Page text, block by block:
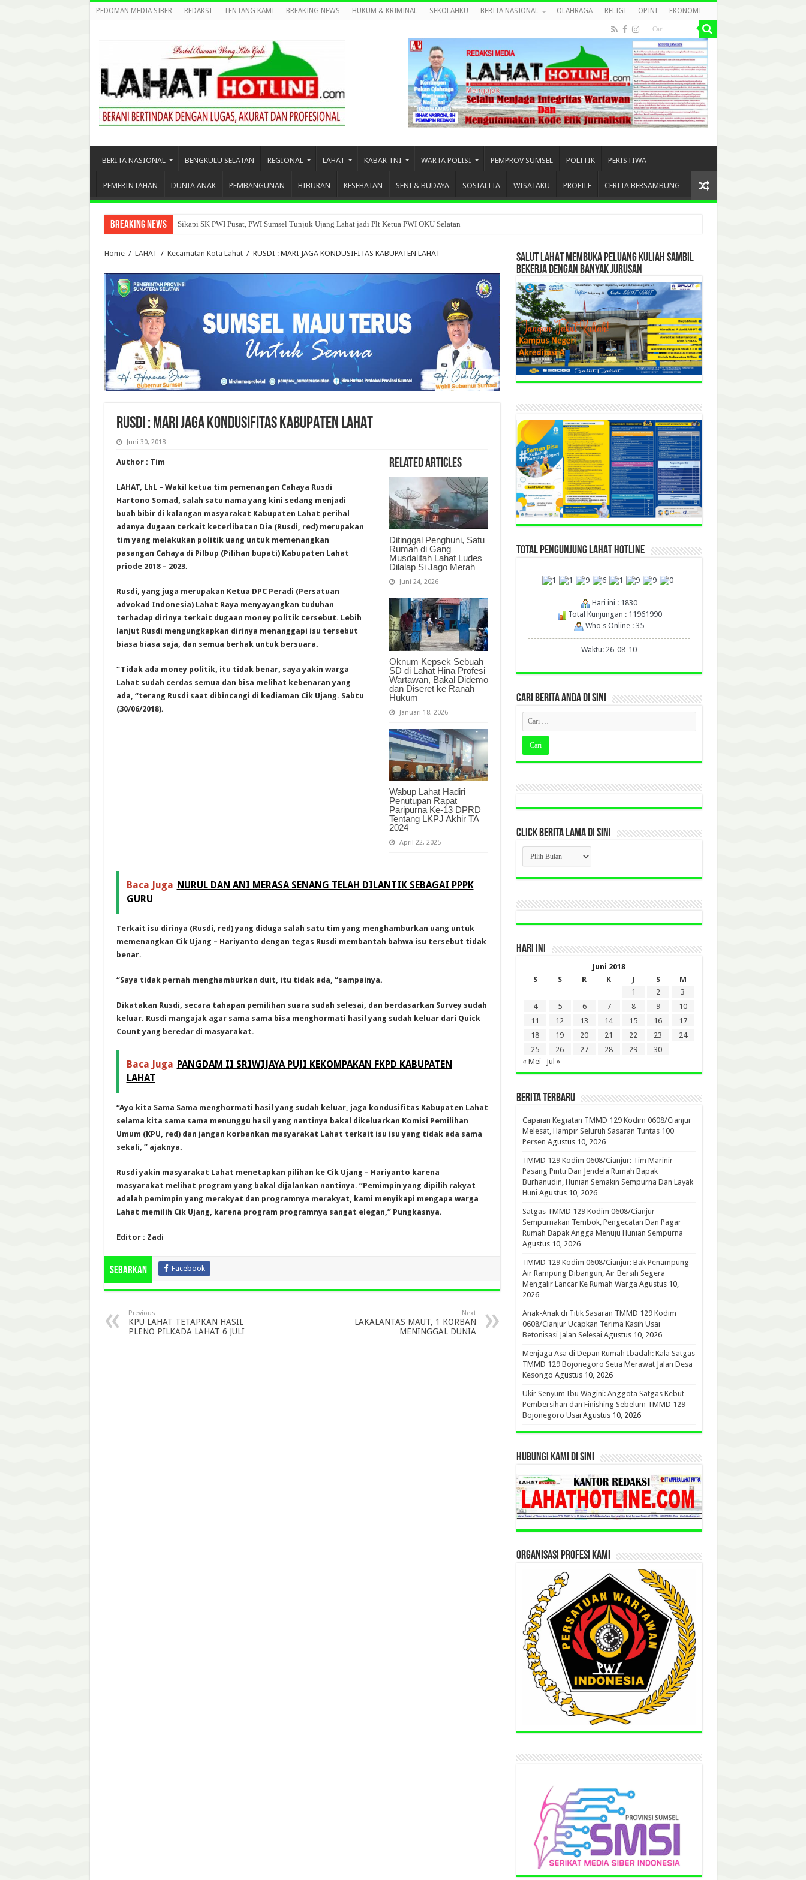
PEDOMAN MEDIA SIBER REDAKSI TENTANG KAMI BREAKING NEWS HUKUM & KRIMINAL SEKOLAHKU BERITA NASIONAL OLAHRAGA RELIGI OPINI EKONOMI
BERITA NASIONAL BENGKULU SELATAN REGIONAL LAHAT KABAR TNI WARTA POLISI PEMPROV SUMSEL POLITIK PERISTIWA
PEMERINTAHAN DUNIA ANAK PEMBANGUNAN HIBURAN KESEHATAN SENI & BUDAYA SOSIALITA WISATAKU PROFILE CERITA BERSAMBUNG
Breaking News Sikapi SK PWI Pusat, PWI Sumsel Tunjuk Ujang Lahat jadi Plt Ketua PWI OKU Selatan
Home / LAHAT / Kecamatan Kota Lahat / RUSDI : MARI JAGA KONDUSIFITAS KABUPATEN LAHAT
RUSDI : MARI JAGA KONDUSIFITAS KABUPATEN LAHAT
Juni 30, 2018
Related Articles
Ditinggal Penghuni, Satu
Rumah di Gang
Musdalifah Lahat Ludes
Dilalap Si Jago Merah
Juni 24, 2026
Oknum Kepsek Sebuah
SD di Lahat Hina Profesi
Wartawan, Bakal Didemo
dan Diseret ke Ranah
Hukum
Januari 18, 2026
Wabup Lahat Hadiri
Penutupan Rapat
Paripurna Ke-13 DPRD
Tentang LKPJ Akhir TA
2024
April 22, 2025
Author : Tim
LAHAT, LhL – Wakil ketua tim pemenangan Cahaya Rusdi
Hartono Somad, salah satu nama yang kini sedang menjadi
buah bibir di kalangan masyarakat Kabupaten Lahat perihal
adanya dugaan terkait keterlibatan Dia (Rusdi, red) merupakan
tim yang melakukan politik uang untuk memenangkan
pasangan Cahaya di Pilbup (Pilihan bupati) Kabupaten Lahat
priode 2018 – 2023.
Rusdi, yang juga merupakan Ketua DPC Peradi (Persatuan
advokad Indonesia) Lahat Raya menyayangkan tuduhan
terhadap dirinya terkait dugaan money politik tersebut. Lebih
lanjut Rusdi mengungkapkan dirinya menanggapi isu tersebut
biasa biasa saja, dan semua berhak untuk bersuara.
“Tidak ada money politik, itu tidak benar, saya yakin warga
Lahat sudah cerdas semua dan bisa melihat kebenaran yang
ada, “terang Rusdi saat dibincangi di kediaman Cik Ujang. Sabtu
(30/06/2018).
Baca Juga NURUL DAN ANI MERASA SENANG TELAH DILANTIK SEBAGAI PPPK
GURU
Terkait isu dirinya (Rusdi, red) yang diduga salah satu tim yang menghamburkan uang untuk
memenangkan Cik Ujang – Hariyanto dengan tegas Rusdi membantah bahwa isu tersebut tidak
benar.
“Saya tidak pernah menghamburkan duit, itu tidak ada, “sampainya.
Dikatakan Rusdi, secara tahapan pemilihan suara sudah selesai, dan berdasarkan Survey sudah
keluar. Rusdi mangajak agar sama sama bisa menghormati hasil yang sudah keluar dari Quick
Count yang beredar di masyarakat.
Baca Juga PANGDAM II SRIWIJAYA PUJI KEKOMPAKAN FKPD KABUPATEN
LAHAT
“Ayo kita Sama Sama menghormati hasil yang sudah keluar, jaga kondusifitas Kabupaten Lahat
selama kita sama sama menunggu hasil yang nantinya bakal dikeluarkan Komisi Pemilihan
Umum (KPU, red) dan jangan korbankan masyarakat Lahat terkait isu isu yang tidak ada sama
sekali, ” ajaknya.
Rusdi yakin masyarakat Lahat menetapkan pilihan ke Cik Ujang – Hariyanto karena
masyarakat melihat program yang bakal dijalankan nantinya. “Pemimpin yang dipilih rakyat
adalah pemimpin yang merakyat dan programnya merakyat, kami menyikapi mengapa warga
Lahat memilih Cik Ujang, karena program programnya sangat elegan,” Pungkasnya.
Editor : Zadi
Sebarkan Facebook
Previous
KPU LAHAT TETAPKAN HASIL
PLENO PILKADA LAHAT 6 JULI
Next
LAKALANTAS MAUT, 1 KORBAN
MENINGGAL DUNIA
SALUT LAHAT MEMBUKA PELUANG KULIAH SAMBIL
BEKERJA DENGAN BANYAK JURUSAN
TOTAL PENGUNJUNG LAHAT HOTLINE
Hari ini : 1830
Total Kunjungan : 11961990
Who's Online : 35
Waktu: 26-08-10
CARI BERITA ANDA DI SINI
CLICK BERITA LAMA DI SINI
CLICK
BERITA
LAMA
DI
HARI INI
Juni 2018
S
S R K J S
M
1
2
3
4
5 6 7 8 9
10
11
12 13 14 15 16
17
18
19 20 21 22 23
24
25
26 27 28 29
30
« Mei
Jul »
BERITA TERBARU
Capaian Kegiatan TMMD 129 Kodim 0608/Cianjur
Melesat, Hampir Seluruh Sasaran Tuntas 100
Persen Agustus 10, 2026
TMMD 129 Kodim 0608/Cianjur: Tim Marinir
Pasang Pintu Dan Jendela Rumah Bapak
Burhanudin, Hunian Semakin Sempurna Dan Layak
Huni Agustus 10, 2026
Satgas TMMD 129 Kodim 0608/Cianjur
Sempurnakan Tembok, Pengecatan Dan Pagar
Rumah Bapak Angga Menuju Hunian Sempurna
Agustus 10, 2026
TMMD 129 Kodim 0608/Cianjur: Bak Penampung
Air Rampung Dibangun, Air Bersih Segera
Mengalir Lancar Ke Rumah Warga Agustus 10,
2026
Anak-Anak di Titik Sasaran TMMD 129 Kodim
0608/Cianjur Ucapkan Terima Kasih Usai
Betonisasi Jalan Selesai Agustus 10, 2026
Menjaga Asa di Depan Rumah Ibadah: Kala Satgas
TMMD 129 Bojonegoro Setia Merawat Jalan Desa
Kesongo Agustus 10, 2026
Ukir Senyum Ibu Wagini: Anggota Satgas Kebut
Pembersihan dan Finishing Sebelum TMMD 129
Bojonegoro Usai Agustus 10, 2026
HUBUNGI KAMI DI SINI
ORGANISASI PROFESI KAMI